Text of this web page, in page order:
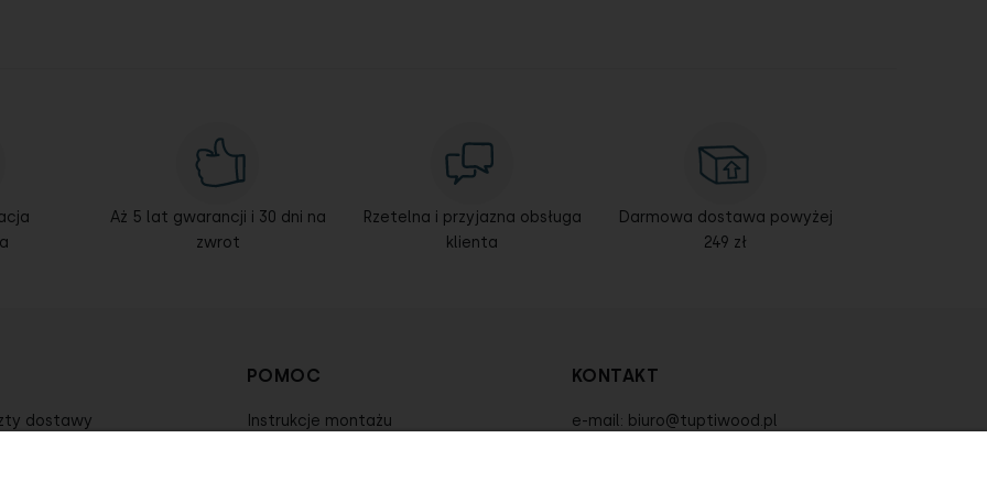
Aż 5 lat gwarancji i 30 dni na
zwrot
Rzetelna i przyjazna obsługa
klienta
Darmowa dostawa powyżej
249 zł
dostawy
POMOC
Instrukcje montażu
KONTAKT
e-mail: biuro@tuptiwood.pl